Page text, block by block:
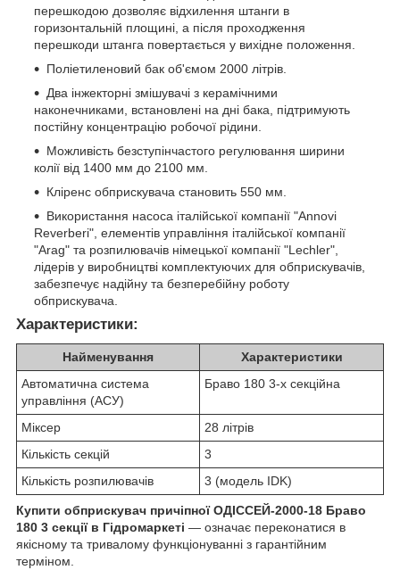
перешкодою дозволяє відхилення штанги в
горизонтальній площині, а після проходження
перешкоди штанга повертається у вихідне положення.
Поліетиленовий бак об'ємом 2000 літрів.
Два інжекторні змішувачі з керамічними
наконечниками, встановлені на дні бака, підтримують
постійну концентрацію робочої рідини.
Можливість безступінчастого регулювання ширини
колії від 1400 мм до 2100 мм.
Кліренс обприскувача становить 550 мм.
Використання насоса італійської компанії "Annovi
Reverberi", елементів управління італійської компанії
"Arag" та розпилювачів німецької компанії "Lechler",
лідерів у виробництві комплектуючих для обприскувачів,
забезпечує надійну та безперебійну роботу
обприскувача.
Характеристики:
Найменування
Характеристики
Автоматична система
управління (АСУ)
Браво 180 3-х секційна
Міксер
28 літрів
Кількість секцій
3
Кількість розпилювачів
3 (модель IDK)
Купити обприскувач причіпної ОДІССЕЙ-2000-18 Браво
180 3 секції в Гідромаркеті — означає переконатися в
якісному та тривалому функціонуванні з гарантійним
терміном.